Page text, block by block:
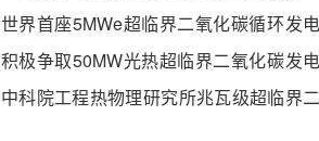
氧化碳再压缩布雷顿循环
世界首座5MWe超临界二氧化碳循环发电
试验机组投运发布会暨超临界二氧化碳循
环发电技术创新联合体成立大会在西安热
工院召开
积极争取50MW光热超临界二氧化碳发电
示范项目落地！华能青海分公司签订合作
协议
中科院工程热物理研究所兆瓦级超临界二